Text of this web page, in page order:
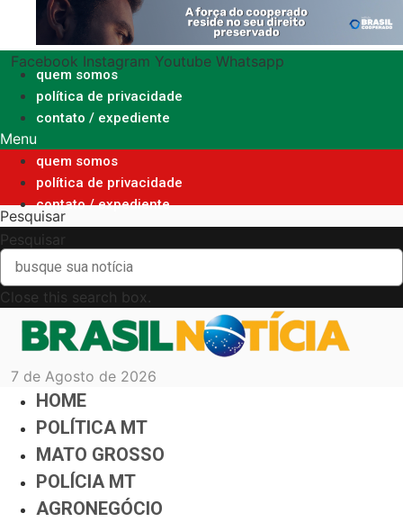
o
conteúdo
Facebook Instagram Youtube Whatsapp
quem somos
política de privacidade
contato / expediente
Menu
quem somos
política de privacidade
contato / expediente
Pesquisar
Pesquisar
Close this search box.
7 de Agosto de 2026
HOME
POLÍTICA MT
MATO GROSSO
POLÍCIA MT
AGRONEGÓCIO